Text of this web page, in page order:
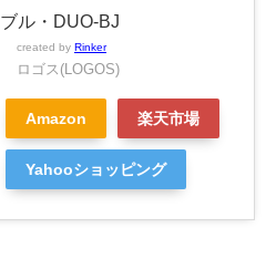
ブル・DUO-BJ
created by Rinker
ロゴス(LOGOS)
Amazon 楽天市場
Yahooショッピング